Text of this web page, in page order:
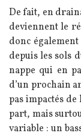
De fait, en
deviennent le
donc
depuis les sols
nappe qui en
d’un prochain
pas impactés
part, mais
variable : un